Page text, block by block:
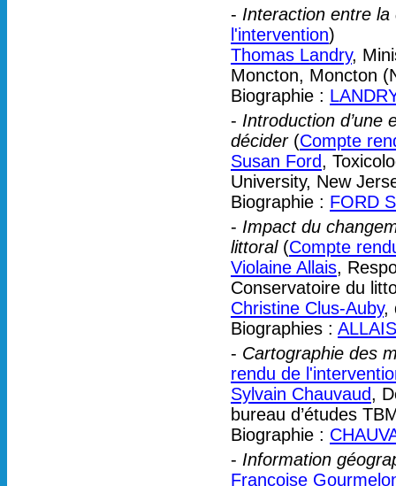
- Interaction entre la
l'intervention)
Thomas Landry,
Moncton, Moncton
Biographie :
- Introduction d’une
décider(Compte
Susan Ford,
University, New
Biographie : FORD
- Impact du
littoral(Compte
Violaine Allais,
Conservatoire du
Christine Clus-Auby,
Biographies :
- Cartographie des
rendu de
Sylvain Chauvaud,
bureau d’études
Biographie :
- Information
Françoise